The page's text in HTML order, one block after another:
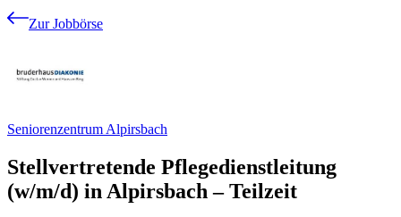
Zur Jobbörse
Seniorenzentrum Alpirsbach
Stellvertretende Pflegedienstleitung
(w/m/d) in Alpirsbach – Teilzeit